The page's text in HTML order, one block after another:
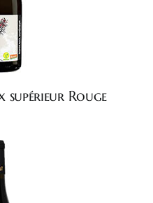
supérieur Rouge